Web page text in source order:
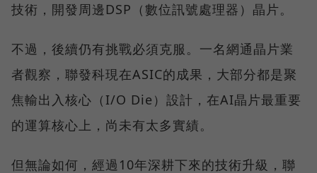
技術，開發周邊DSP（數位訊號處理器）晶片。
不過，後續仍有挑戰必須克服。一名網通晶片業
者觀察，聯發科現在ASIC的成果，大部分都是聚
焦輸出入核心（I/O Die）設計，在AI晶片最重要
的運算核心上，尚未有太多實績。
但無論如何，經過10年深耕下來的技術升級，聯